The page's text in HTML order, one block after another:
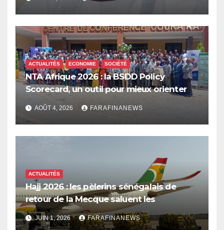
ACTUALITÉS ECONOMIE SOCIÉTÉ
NTA Afrique 2026 : la BSDD Policy
Scorecard, un outil pour mieux orienter
les dépenses publiques
AOÛT 4, 2026 FARAFINANEWS
ACTUALITÉS
Hajj 2026 : les pèlerins sénégalais de
retour de la Mecque saluent les
innovations d’Air Sénégal SA
JUIN 1, 2026 FARAFINANEWS